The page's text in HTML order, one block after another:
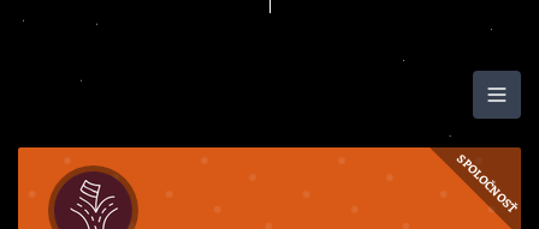
SPOLOČNOSŤ